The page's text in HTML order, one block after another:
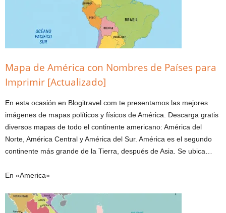
Mapa de América con Nombres de Países para
Imprimir [Actualizado]
En esta ocasión en Blogitravel.com te presentamos las mejores
imágenes de mapas políticos y físicos de América. Descarga gratis
diversos mapas de todo el continente americano: América del
Norte, América Central y América del Sur. América es el segundo
continente más grande de la Tierra, después de Asia. Se ubica…
En «America»